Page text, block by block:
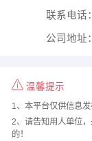
联系电话：
公司地址：
温馨提示
1、本平台仅供信息
2、请告知用人单位
的！